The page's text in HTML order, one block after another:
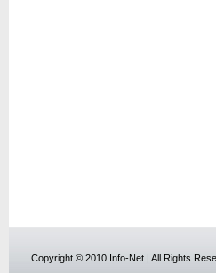
Copyright © 2010 Info-Net | All Rights